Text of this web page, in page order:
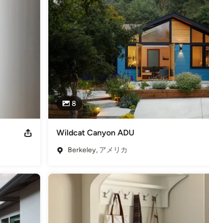
8
Wildcat Canyon ADU
Berkeley, アメリカ